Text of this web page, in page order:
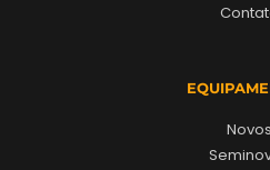
Novos